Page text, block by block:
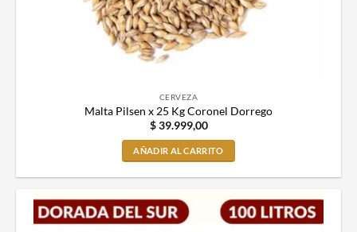
CERVEZA
Malta Pilsen x 25 Kg Coronel Dorrego
$39.999,00
AÑADIR AL CARRITO